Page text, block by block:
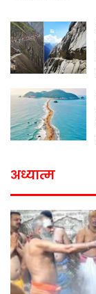
अध्यात्म